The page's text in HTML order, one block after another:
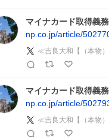
マイナカード取得義
np.co.jp/article/
≪吉良大和【（本物
マイナカード取得義
np.co.jp/article/
≪吉良大和【（本物